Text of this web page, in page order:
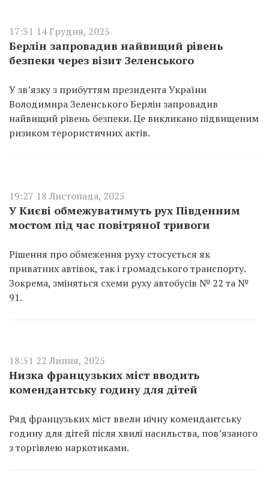
17:31 14 Грудня, 2025
Берлін запровадив найвищий рівень
безпеки через візит Зеленського
У зв’язку з прибуттям президента України
Володимира Зеленського Берлін запровадив
найвищий рівень безпеки. Це викликано підвищеним
ризиком терористичних актів.
19:27 18 Листопада, 2025
У Києві обмежуватимуть рух Південним
мостом під час повітряної тривоги
Рішення про обмеження руху стосується як
приватних автівок, так і громадського транспорту.
Зокрема, зміняться схеми руху автобусів № 22 та №
91.
18:51 22 Липня, 2025
Низка французьких міст вводить
комендантську годину для дітей
Ряд французьких міст ввели нічну комендантську
годину для дітей після хвилі насильства, пов’язаного
з торгівлею наркотиками.